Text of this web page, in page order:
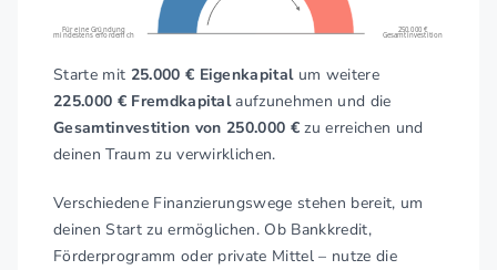
Für eine Gründung
mindestens erforderlich
250.000 €
Gesamtinvestition
Starte mit 25.000 € Eigenkapitalum weitere
225.000 € Fremdkapitalaufzunehmen und die
Gesamtinvestition von 250.000 € zu erreichen und
deinen Traum zu verwirklichen.
Verschiedene Finanzierungswege stehen bereit, um
deinen Start zu ermöglichen. Ob Bankkredit,
Förderprogramm oder private Mittel – nutze die